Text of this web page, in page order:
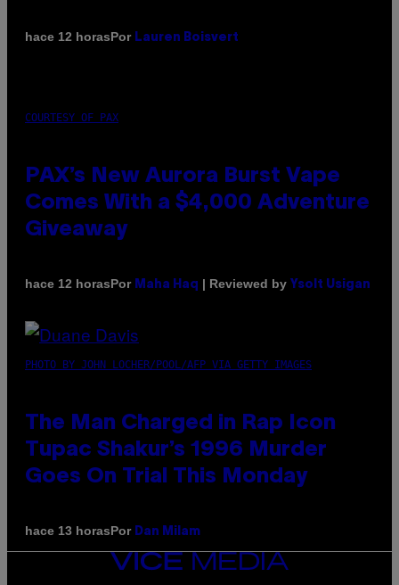
hace 12 horasPor Lauren Boisvert
COURTESY OF PAX
PAX’s New Aurora Burst Vape
Comes With a $4,000 Adventure
Giveaway
hace 12 horasPor Maha Haq | Reviewed by Ysolt Usigan
PHOTO BY JOHN LOCHER/POOL/AFP VIA GETTY IMAGES
The Man Charged in Rap Icon
Tupac Shakur’s 1996 Murder
Goes On Trial This Monday
hace 13 horasPor Dan Milam
VICE
MEDIA